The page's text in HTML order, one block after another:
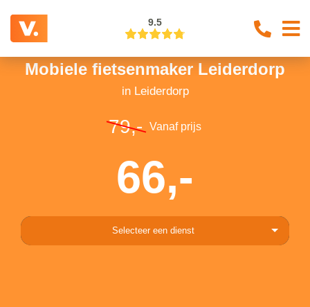
9.5
Mobiele fietsenmaker Leiderdorp
in Leiderdorp
79,- Vanaf prijs
66,-
Selecteer een dienst